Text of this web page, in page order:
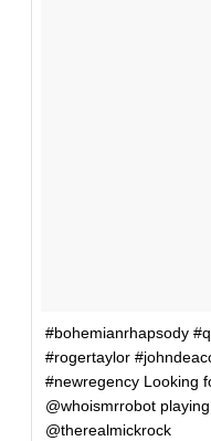
#bohemianrhapsody
#rogertaylor
#newregency Looking
@whoismrrobot
@therealmickrock